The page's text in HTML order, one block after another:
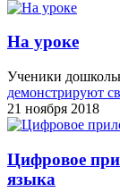
На уроке
Ученики
демонстрируют
21 ноября 2018
Цифровое
языка